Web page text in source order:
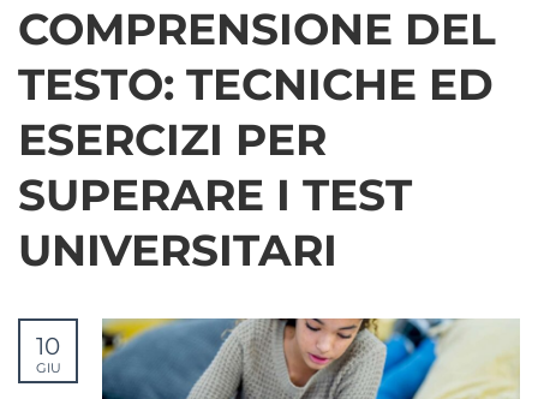
COMPRENSIONE DEL
TESTO: TECNICHE ED
ESERCIZI PER
SUPERARE I TEST
UNIVERSITARI
10
GIU